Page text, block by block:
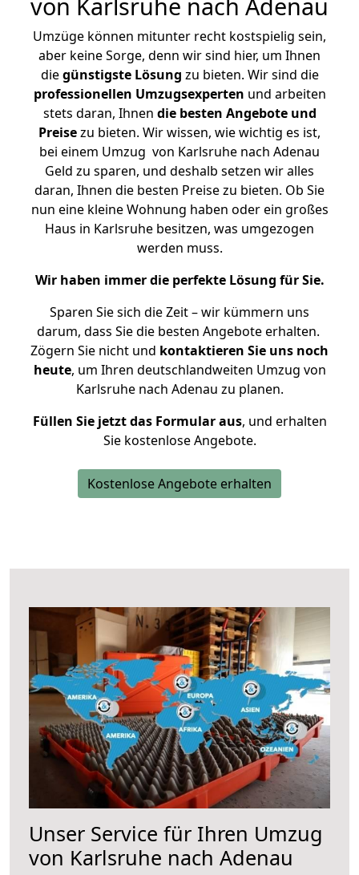
Umzüge können mitunter recht kostspielig sein,
aber keine Sorge, denn wir sind hier, um Ihnen
diegünstigste Lösung zu bieten. Wir sind die
professionellen Umzugsexperten und arbeiten
stets daran, Ihnen die besten Angebote und
Preisezu bieten. Wir wissen, wie wichtig es ist,
bei einem Umzug von Karlsruhe nach Adenau
Geld zu sparen, und deshalb setzen wir alles
daran, Ihnen die besten Preise zu bieten. Ob Sie
nun eine kleine Wohnung haben oder ein großes
Haus in Karlsruhe besitzen, was umgezogen
werden muss.
Wir haben immer die perfekte Lösung für Sie.
Sparen Sie sich die Zeit – wir kümmern uns
darum, dass Sie die besten Angebote erhalten.
Zögern Sie nicht und kontaktieren Sie uns noch
heute, um Ihren deutschlandweiten Umzug von
Karlsruhe nach Adenau zu planen.
Füllen Sie jetzt das Formular aus, und erhalten
Sie kostenlose Angebote.
Kostenlose Angebote erhalten
Unser Service für Ihren Umzug
von Karlsruhe nach Adenau